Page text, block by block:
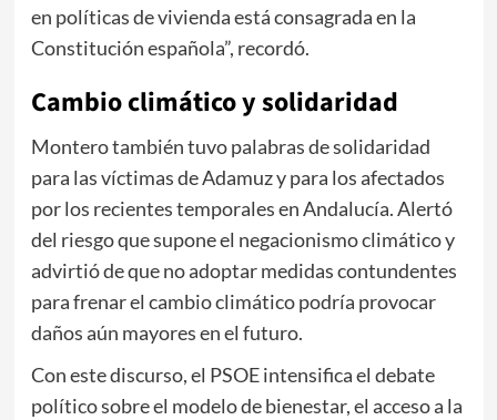
en políticas de vivienda está consagrada en la
Constitución española”, recordó.
Cambio climático y solidaridad
Montero también tuvo palabras de solidaridad
para las víctimas de Adamuz y para los afectados
por los recientes temporales en Andalucía. Alertó
del riesgo que supone el negacionismo climático y
advirtió de que no adoptar medidas contundentes
para frenar el cambio climático podría provocar
daños aún mayores en el futuro.
Con este discurso, el PSOE intensifica el debate
político sobre el modelo de bienestar, el acceso a la